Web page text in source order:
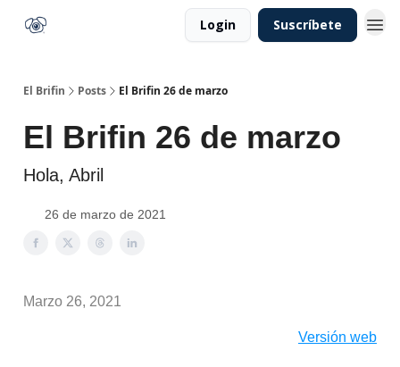
Login Suscríbete
El Brifin Posts El Brifin 26 de marzo
El Brifin 26 de marzo
Hola, Abril
26 de marzo de 2021
Marzo 26, 2021
Versión web